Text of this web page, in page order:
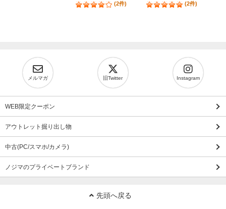
(2件) (2件)
メルマガ 旧Twitter Instagram
WEB限定クーポン
アウトレット掘り出し物
中古(PC/スマホ/カメラ)
ノジマのプライベートブランド
先頭へ戻る